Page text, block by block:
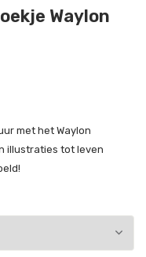
Waylon
met het Waylon
illustraties tot leven